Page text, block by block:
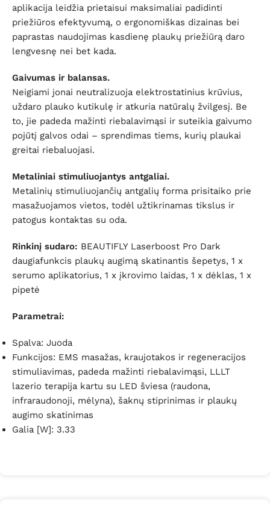
aplikacija leidžia prietaisui maksimaliai padidinti
priežiūros efektyvumą, o ergonomiškas dizainas bei
paprastas naudojimas kasdienę plaukų priežiūrą daro
lengvesnę nei bet kada.
Gaivumas ir balansas.
Neigiami jonai neutralizuoja elektrostatinius krūvius,
uždaro plauko kutikulę ir atkuria natūralų žvilgesį. Be
to, jie padeda mažinti riebalavimąsi ir suteikia gaivumo
pojūtį galvos odai – sprendimas tiems, kurių plaukai
greitai riebaluojasi.
Metaliniai stimuliuojantys antgaliai.
Metalinių stimuliuojančių antgalių forma prisitaiko prie
masažuojamos vietos, todėl užtikrinamas tikslus ir
patogus kontaktas su oda.
Rinkinį sudaro: BEAUTIFLY Laserboost Pro Dark
daugiafunkcis plaukų augimą skatinantis šepetys, 1 x
serumo aplikatorius, 1 x įkrovimo laidas, 1 x dėklas, 1 x
pipetė
Parametrai:
Spalva: Juoda
Funkcijos: EMS masažas, kraujotakos ir regeneracijos
stimuliavimas, padeda mažinti riebalavimąsi, LLLT
lazerio terapija kartu su LED šviesa (raudona,
infraraudonoji, mėlyna), šaknų stiprinimas ir plaukų
augimo skatinimas
Galia [W]: 3.33